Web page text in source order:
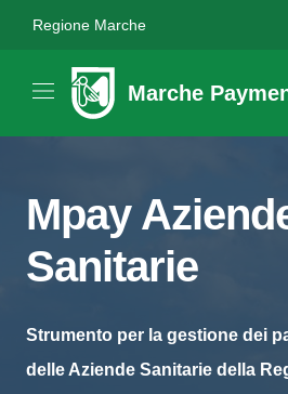
Regione Marche
Marche
Mpay
Sanitarie
Strumento per la gestione dei
delle Aziende Sanitarie della